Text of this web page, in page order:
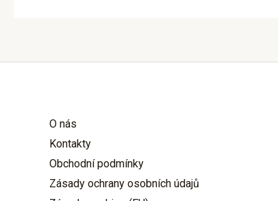
O nás
Kontakty
Obchodní podmínky
Zásady ochrany osobních údajů